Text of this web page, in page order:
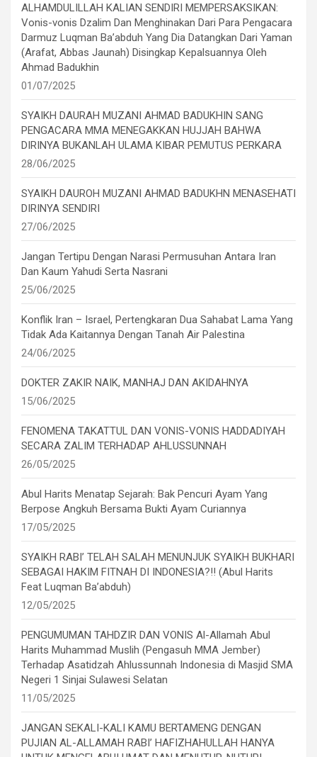
ALHAMDULILLAH KALIAN SENDIRI MEMPERSAKSIKAN:
Vonis-vonis Dzalim Dan Menghinakan Dari Para Pengacara
Darmuz Luqman Ba’abduh Yang Dia Datangkan Dari Yaman
(Arafat, Abbas Jaunah) Disingkap Kepalsuannya Oleh
Ahmad Badukhin
01/07/2025
SYAIKH DAURAH MUZANI AHMAD BADUKHIN SANG
PENGACARA MMA MENEGAKKAN HUJJAH BAHWA
DIRINYA BUKANLAH ULAMA KIBAR PEMUTUS PERKARA
28/06/2025
SYAIKH DAUROH MUZANI AHMAD BADUKHN MENASEHATI
DIRINYA SENDIRI
27/06/2025
Jangan Tertipu Dengan Narasi Permusuhan Antara Iran
Dan Kaum Yahudi Serta Nasrani
25/06/2025
Konflik Iran – Israel, Pertengkaran Dua Sahabat Lama Yang
Tidak Ada Kaitannya Dengan Tanah Air Palestina
24/06/2025
DOKTER ZAKIR NAIK, MANHAJ DAN AKIDAHNYA
15/06/2025
FENOMENA TAKATTUL DAN VONIS-VONIS HADDADIYAH
SECARA ZALIM TERHADAP AHLUSSUNNAH
26/05/2025
Abul Harits Menatap Sejarah: Bak Pencuri Ayam Yang
Berpose Angkuh Bersama Bukti Ayam Curiannya
17/05/2025
SYAIKH RABI’ TELAH SALAH MENUNJUK SYAIKH BUKHARI
SEBAGAI HAKIM FITNAH DI INDONESIA?!! (Abul Harits
Feat Luqman Ba’abduh)
12/05/2025
PENGUMUMAN TAHDZIR DAN VONIS Al-Allamah Abul
Harits Muhammad Muslih (Pengasuh MMA Jember)
Terhadap Asatidzah Ahlussunnah Indonesia di Masjid SMA
Negeri 1 Sinjai Sulawesi Selatan
11/05/2025
JANGAN SEKALI-KALI KAMU BERTAMENG DENGAN
PUJIAN AL-ALLAMAH RABI’ HAFIZHAHULLAH HANYA